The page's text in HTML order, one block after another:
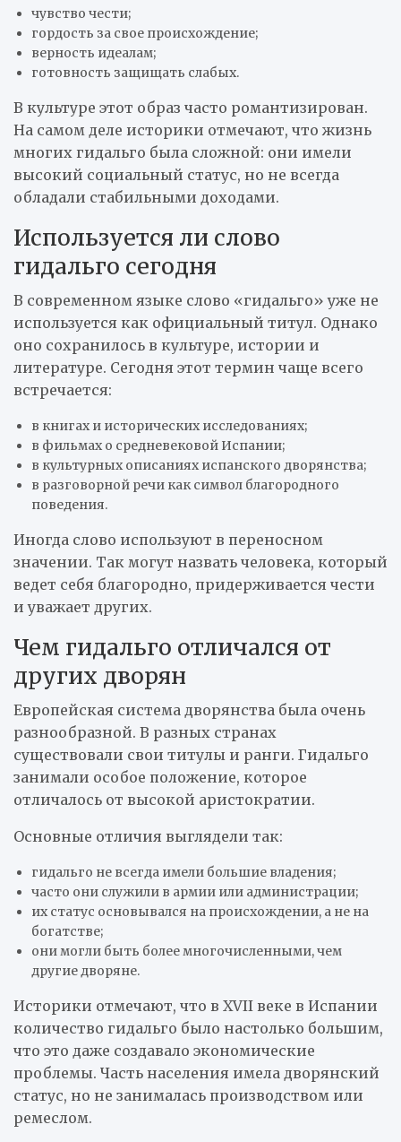
чувство чести;
гордость за свое происхождение;
верность идеалам;
готовность защищать слабых.
В культуре этот образ часто романтизирован.
На самом деле историки отмечают, что жизнь
многих гидальго была сложной: они имели
высокий социальный статус, но не всегда
обладали стабильными доходами.
Используется ли слово
гидальго сегодня
В современном языке слово «гидальго» уже не
используется как официальный титул. Однако
оно сохранилось в культуре, истории и
литературе. Сегодня этот термин чаще всего
встречается:
в книгах и исторических исследованиях;
в фильмах о средневековой Испании;
в культурных описаниях испанского дворянства;
в разговорной речи как символ благородного
поведения.
Иногда слово используют в переносном
значении. Так могут назвать человека, который
ведет себя благородно, придерживается чести
и уважает других.
Чем гидальго отличался от
других дворян
Европейская система дворянства была очень
разнообразной. В разных странах
существовали свои титулы и ранги. Гидальго
занимали особое положение, которое
отличалось от высокой аристократии.
Основные отличия выглядели так:
гидальго не всегда имели большие владения;
часто они служили в армии или администрации;
их статус основывался на происхождении, а не на
богатстве;
они могли быть более многочисленными, чем
другие дворяне.
Историки отмечают, что в XVII веке в Испании
количество гидальго было настолько большим,
что это даже создавало экономические
проблемы. Часть населения имела дворянский
статус, но не занималась производством или
ремеслом.